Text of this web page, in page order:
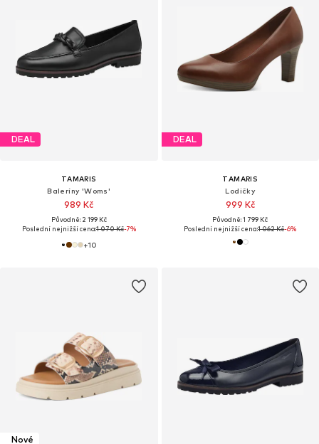
DEAL
TAMARIS
Baleríny 'Woms'
989 Kč
Původně: 2 199 Kč
Poslední nejnižší cena:1 070 Kč-7%
+10
DEAL
TAMARIS
Lodičky
999 Kč
Původně: 1 799 Kč
Poslední nejnižší cena:1 062 Kč-6%
Nové